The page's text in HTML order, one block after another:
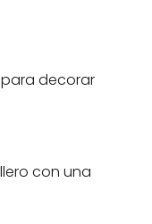
decorar
con una